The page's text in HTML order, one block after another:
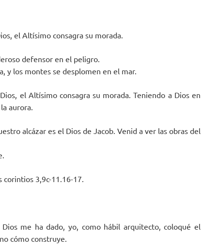
el Altísimo consagra su morada.
defensor en el peligro.
y los montes se desplomen en el mar.
el Altísimo consagra su morada. Teniendo a Dios en
aurora.
alcázar es el Dios de Jacob. Venid a ver las obras del
corintios 3,9c-11.16-17.
me ha dado, yo, como hábil arquitecto, coloqué el
cómo construye.